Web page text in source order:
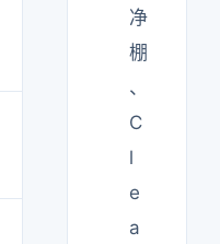
净
棚
、
C
l
e
a